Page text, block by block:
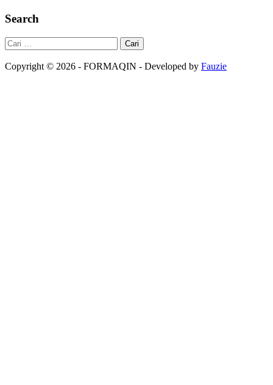
Search
Cari
untuk:
Copyright © 2026 - FORMAQIN - Developed by Fauzie